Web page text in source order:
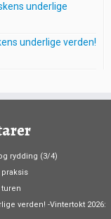
underlige
underlige verden!
rydding (3/4)
turen
verden! -Vintertokt 2026: